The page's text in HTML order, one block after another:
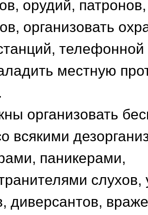
орудий,
организовать
местную
организовать
всякими
паникерами,
слухов,
диверсантов,